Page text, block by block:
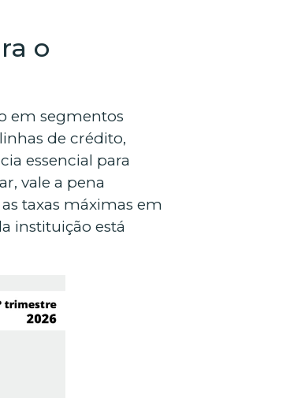
o
em segmentos
de crédito,
essencial para
vale a pena
taxas máximas em
instituição está